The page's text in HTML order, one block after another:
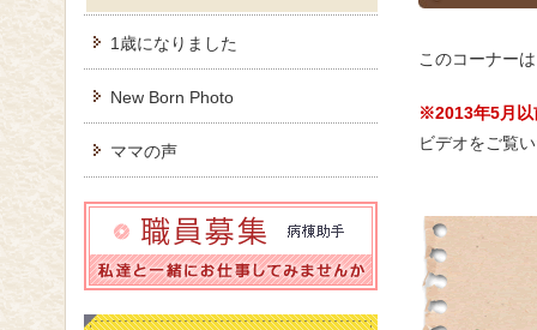
1歳になりました
New Born Photo
ママの声
このコーナー
※2013年5月以
ビデオをご覧